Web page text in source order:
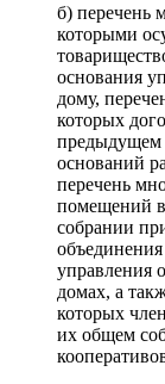
б) перечень
которыми
основания
дому,
которых
предыдущем
оснований
перечень
помещений
собрании
управления
домах, а
которых
их общем